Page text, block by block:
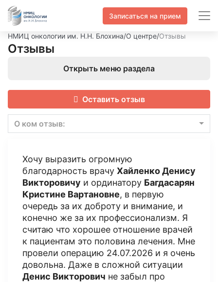
Записаться на прием
НМИЦ онкологии им. Н.Н. Блохина/О центре/Отзывы
Отзывы
Открыть меню раздела
Оставить отзыв
О ком отзыв:
Хочу выразить огромную
благодарность врачу Хайленко Денису
Викторовичу и ординатору Багдасарян
Кристине Вартановне, в первую
очередь за их доброту и внимание, и
конечно же за их профессионализм. Я
считаю что хорошее отношение врачей
к пациентам это половина лечения. Мне
провели операцию 24.07.2026 и я очень
довольна. Даже в сложной ситуации
Денис Викторович не забыл про